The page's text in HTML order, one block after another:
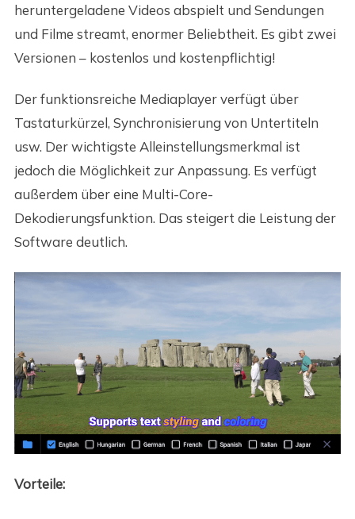
heruntergeladene Videos abspielt und Sendungen
und Filme streamt, enormer Beliebtheit. Es gibt zwei
Versionen – kostenlos und kostenpflichtig!
Der funktionsreiche Mediaplayer verfügt über
Tastaturkürzel, Synchronisierung von Untertiteln
usw. Der wichtigste Alleinstellungsmerkmal ist
jedoch die Möglichkeit zur Anpassung. Es verfügt
außerdem über eine Multi-Core-
Dekodierungsfunktion. Das steigert die Leistung der
Software deutlich.
Vorteile: